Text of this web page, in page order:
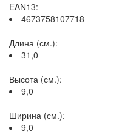
EAN13:
4673758107718
Длина (см.):
31,0
Высота (см.):
9,0
Ширина (см.):
9,0